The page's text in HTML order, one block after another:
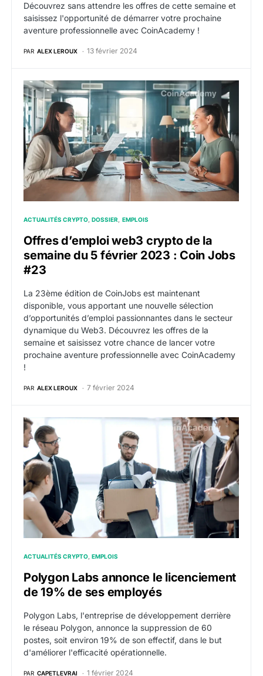
Découvrez sans attendre les offres de cette semaine et
saisissez l'opportunité de démarrer votre prochaine
aventure professionnelle avec CoinAcademy !
PAR ALEX LEROUX 13 février 2024
Offres d’emploi web3 crypto de la semaine du 5
ACTUALITÉS CRYPTO DOSSIER EMPLOIS
Offres d’emploi web3 crypto de la
semaine du 5 février 2023 : Coin Jobs
#23
La 23ème édition de CoinJobs est maintenant
disponible, vous apportant une nouvelle sélection
d’opportunités d’emploi passionnantes dans le secteur
dynamique du Web3. Découvrez les offres de la
semaine et saisissez votre chance de lancer votre
prochaine aventure professionnelle avec CoinAcademy
!
PAR ALEX LEROUX 7 février 2024
Polygon Labs annonce le licenciement de 19% de
ACTUALITÉS CRYPTO EMPLOIS
Polygon Labs annonce le licenciement
de 19% de ses employés
Polygon Labs, l'entreprise de développement derrière
le réseau Polygon, annonce la suppression de 60
postes, soit environ 19% de son effectif, dans le but
d'améliorer l'efficacité opérationnelle.
PAR CAPETLEVRAI 1 février 2024